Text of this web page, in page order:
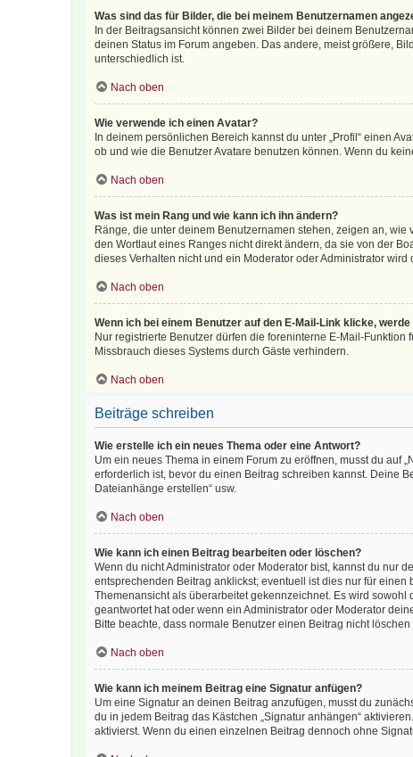
Was sind das für Bilder, die bei meinem Benutzernamen
In der Beitragsansicht können zwei Bilder bei deinem
deinen Status im Forum angeben. Das andere, meist größere,
unterschiedlich ist.
Nach oben
Wie verwende ich einen Avatar?
In deinem persönlichen Bereich kannst du unter „Profil“ einen
ob und wie die Benutzer Avatare benutzen können. Wenn du
Nach oben
Was ist mein Rang und wie kann ich ihn ändern?
Ränge, die unter deinem Benutzernamen stehen, zeigen an,
den Wortlaut eines Ranges nicht direkt ändern, da sie von der
dieses Verhalten nicht und ein Moderator oder Administrator
Nach oben
Wenn ich bei einem Benutzer auf den E-Mail-Link klicke,
Nur registrierte Benutzer dürfen die foreninterne E-Mail-
Missbrauch dieses Systems durch Gäste verhindern.
Nach oben
Beiträge schreiben
Wie erstelle ich ein neues Thema oder eine Antwort?
Um ein neues Thema in einem Forum zu eröffnen, musst du auf
erforderlich ist, bevor du einen Beitrag schreiben kannst. Deine
Dateianhänge erstellen“ usw.
Nach oben
Wie kann ich einen Beitrag bearbeiten oder löschen?
Wenn du nicht Administrator oder Moderator bist, kannst du nur
entsprechenden Beitrag anklickst; eventuell ist dies nur für
Themenansicht als überarbeitet gekennzeichnet. Es wird
geantwortet hat oder wenn ein Administrator oder Moderator
Bitte beachte, dass normale Benutzer einen Beitrag nicht
Nach oben
Wie kann ich meinem Beitrag eine Signatur anfügen?
Um eine Signatur an deinen Beitrag anzufügen, musst du
du in jedem Beitrag das Kästchen „Signatur anhängen“
aktivierst. Wenn du einen einzelnen Beitrag dennoch ohne